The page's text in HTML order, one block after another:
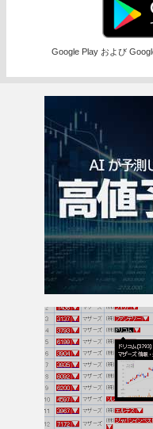
Google Play および